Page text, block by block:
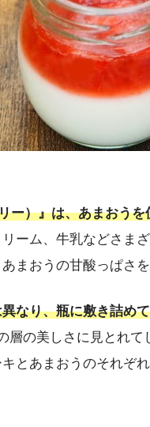
ー）』は、あまおうを
ーム、牛乳などさま
まおうの甘酸っぱさ
なり、瓶に敷き詰め
層の美しさに見とれ
とあまおうのそれぞ